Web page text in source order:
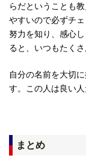
らだということも
やすいので必ずチ
努力を知り、感心
ると、いつもたく
自分の名前を大切
す。この人は良い
まとめ